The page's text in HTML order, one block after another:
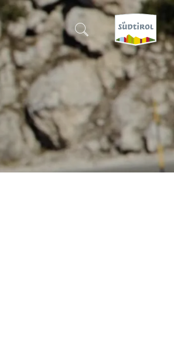
CERCA E PRENOTA
SCOPRI L'ALTO ADIGE
QUANDO?
-